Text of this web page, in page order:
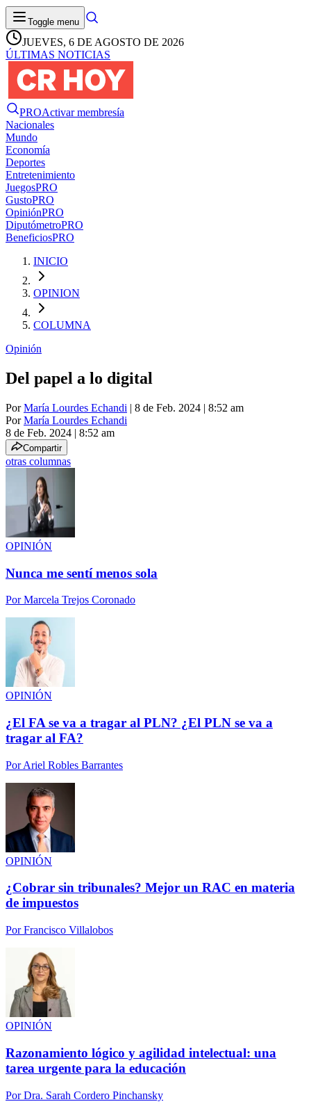
Toggle menu
JUEVES, 6 DE AGOSTO DE 2026
ÚLTIMAS NOTICIAS
PROActivar membresía
Nacionales
Mundo
Economía
Deportes
Entretenimiento
JuegosPRO
GustoPRO
OpiniónPRO
DiputómetroPRO
BeneficiosPRO
INICIO
OPINION
COLUMNA
Opinión
Del papel a lo digital
PorMaría Lourdes Echandi | 8 de Feb. 2024 | 8:52 am
PorMaría Lourdes Echandi
8 de Feb. 2024 | 8:52 am
Compartir
otras columnas
OPINIÓN
Nunca me sentí menos sola
PorMarcela Trejos Coronado
OPINIÓN
¿El FA se va a tragar al PLN? ¿El PLN se va a
tragar al FA?
PorAriel Robles Barrantes
OPINIÓN
¿Cobrar sin tribunales? Mejor un RAC en materia
de impuestos
PorFrancisco Villalobos
OPINIÓN
Razonamiento lógico y agilidad intelectual: una
tarea urgente para la educación
PorDra. Sarah Cordero Pinchansky